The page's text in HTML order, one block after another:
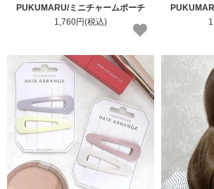
PUKUMARU/ミニチャームポーチ
1,760円(税込)